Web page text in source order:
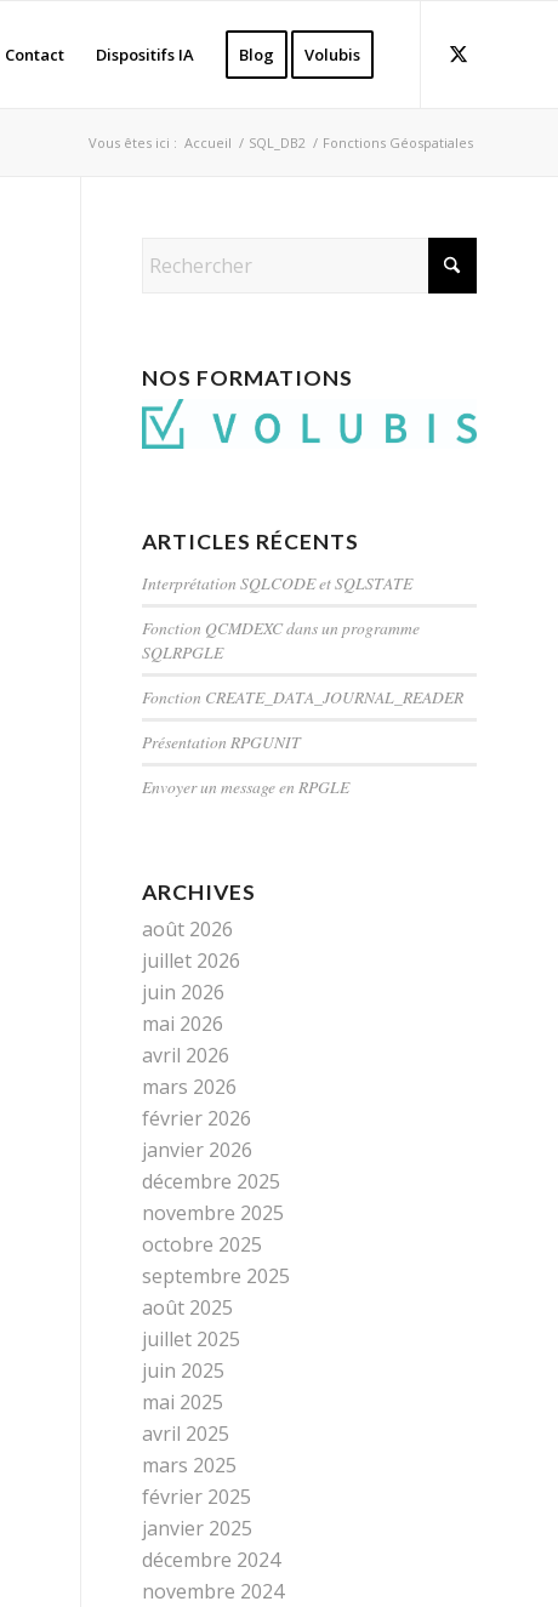
Contact Dispositifs IA Blog Volubis
Vous êtes ici : Accueil / SQL_DB2 / Fonctions Géospatiales
NOS FORMATIONS
ARTICLES RÉCENTS
Interprétation SQLCODE et SQLSTATE
Fonction QCMDEXC dans un programme
SQLRPGLE
Fonction CREATE_DATA_JOURNAL_READER
Présentation RPGUNIT
Envoyer un message en RPGLE
ARCHIVES
août 2026
juillet 2026
juin 2026
mai 2026
avril 2026
mars 2026
février 2026
janvier 2026
décembre 2025
novembre 2025
octobre 2025
septembre 2025
août 2025
juillet 2025
juin 2025
mai 2025
avril 2025
mars 2025
février 2025
janvier 2025
décembre 2024
novembre 2024